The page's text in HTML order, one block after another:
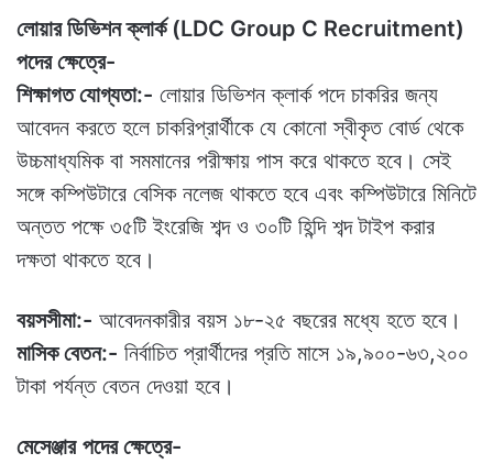
লোয়ার ডিভিশন ক্লার্ক (LDC Group C Recruitment)
পদের ক্ষেত্রে-
শিক্ষাগত যোগ্যতা:- লোয়ার ডিভিশন ক্লার্ক পদে চাকরির জন্য
আবেদন করতে হলে চাকরিপ্রার্থীকে যে কোনো স্বীকৃত বোর্ড থেকে
উচ্চমাধ্যমিক বা সমমানের পরীক্ষায় পাস করে থাকতে হবে। সেই
সঙ্গে কম্পিউটারে বেসিক নলেজ থাকতে হবে এবং কম্পিউটারে মিনিটে
অন্তত পক্ষে ৩৫টি ইংরেজি শব্দ ও ৩০টি হিন্দি শব্দ টাইপ করার
দক্ষতা থাকতে হবে।
বয়সসীমা:- আবেদনকারীর বয়স ১৮-২৫ বছরের মধ্যে হতে হবে।
মাসিক বেতন:- নির্বাচিত প্রার্থীদের প্রতি মাসে ১৯,৯০০-৬৩,২০০
টাকা পর্যন্ত বেতন দেওয়া হবে।
মেসেঞ্জার পদের ক্ষেত্রে-